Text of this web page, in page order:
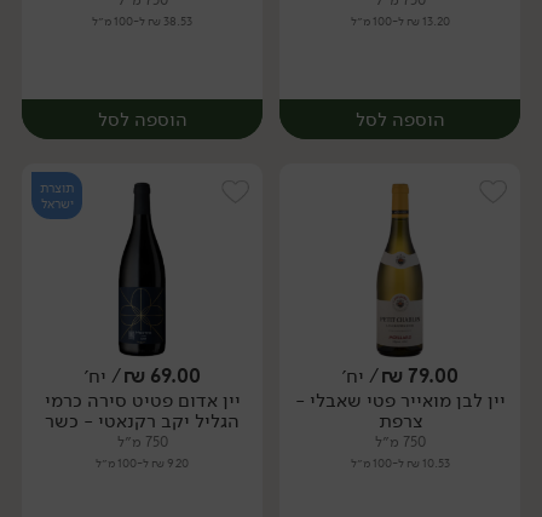
13.20 ₪ ל-100 מ״ל
הוספה לסל
יח׳
38.53 ₪ ל-100 מ״ל
הוספה לסל
יח׳
79.00
₪/ יח׳
יין לבן מואייר פטי שאבלי -
צרפת
750 מ״ל
10.53 ₪ ל-100 מ״ל
תוצרת
ישראל
69.00
₪/ יח׳
יין אדום פטיט סירה כרמי
הגליל יקב רקנאטי - כשר
750 מ״ל
9.20 ₪ ל-100 מ״ל